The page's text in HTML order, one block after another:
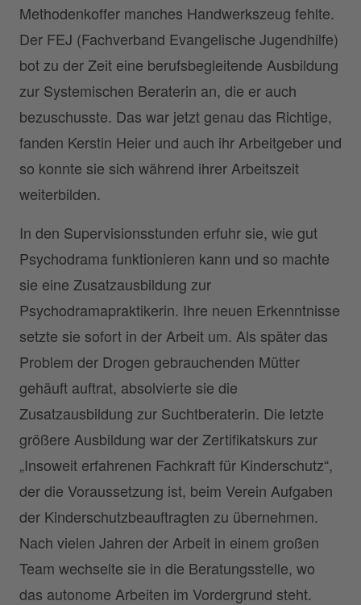
Methodenkoffer manches Handwerkszeug fehlte.
Der FEJ (Fachverband Evangelische Jugendhilfe)
bot zu der Zeit eine berufsbegleitende Ausbildung
zur Systemischen Beraterin an, die er auch
bezuschusste. Das war jetzt genau das Richtige,
fanden Kerstin Heier und auch ihr Arbeitgeber und
so konnte sie sich während ihrer Arbeitszeit
weiterbilden.
In den Supervisionsstunden erfuhr sie, wie gut
Psychodrama funktionieren kann und so machte
sie eine Zusatzausbildung zur
Psychodramapraktikerin. Ihre neuen Erkenntnisse
setzte sie sofort in der Arbeit um. Als später das
Problem der Drogen gebrauchenden Mütter
gehäuft auftrat, absolvierte sie die
Zusatzausbildung zur Suchtberaterin. Die letzte
größere Ausbildung war der Zertifikatskurs zur
„Insoweit erfahrenen Fachkraft für Kinderschutz“,
der die Voraussetzung ist, beim Verein Aufgaben
der Kinderschutzbeauftragten zu übernehmen.
Nach vielen Jahren der Arbeit in einem großen
Team wechselte sie in die Beratungsstelle, wo
das autonome Arbeiten im Vordergrund steht.